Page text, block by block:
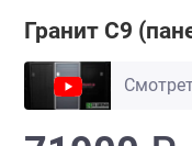
Гранит С9 (